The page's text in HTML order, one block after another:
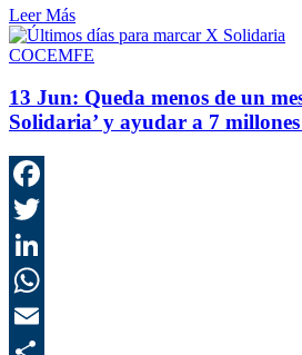
Leer Más
COCEMFE
13 Jun: Queda menos de un
Solidaria’ y ayudar a 7 millones